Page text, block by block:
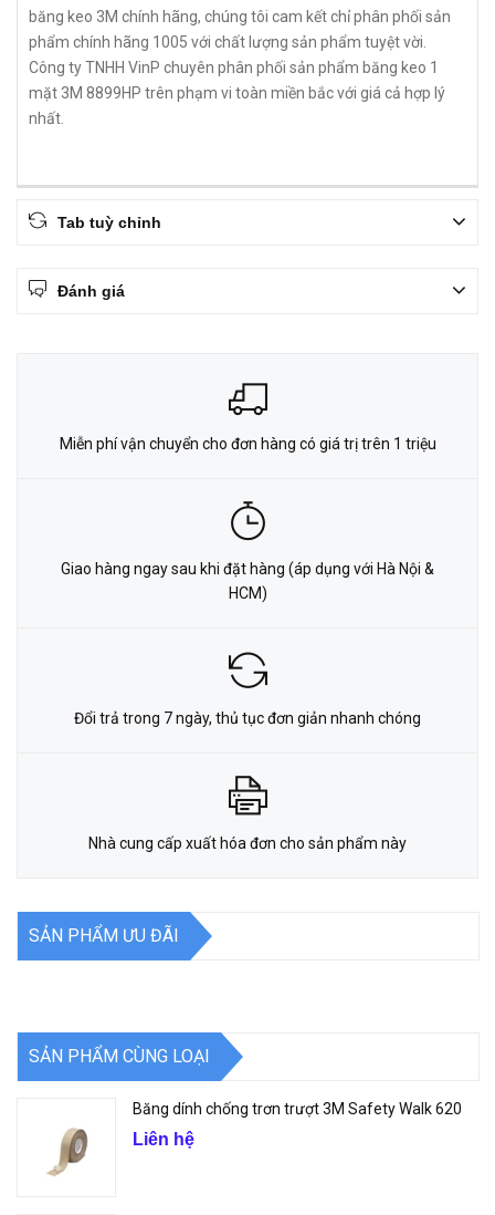
băng keo 3M chính hãng, chúng tôi cam kết chỉ phân phối sản
phẩm chính hãng 1005 với chất lượng sản phẩm tuyệt vời.
Công ty TNHH VinP chuyên phân phối sản phẩm băng keo 1
mặt 3M 8899HP trên phạm vi toàn miền bắc với giá cả hợp lý
nhất.
Tab tuỳ chỉnh
Đánh giá
Miễn phí vận chuyển cho đơn hàng có giá trị trên 1 triệu
Giao hàng ngay sau khi đặt hàng (áp dụng với Hà Nội &
HCM)
Đổi trả trong 7 ngày, thủ tục đơn giản nhanh chóng
Nhà cung cấp xuất hóa đơn cho sản phẩm này
SẢN PHẨM ƯU ĐÃI
SẢN PHẨM CÙNG LOẠI
Băng dính chống trơn trượt 3M Safety Walk 620
Liên hệ